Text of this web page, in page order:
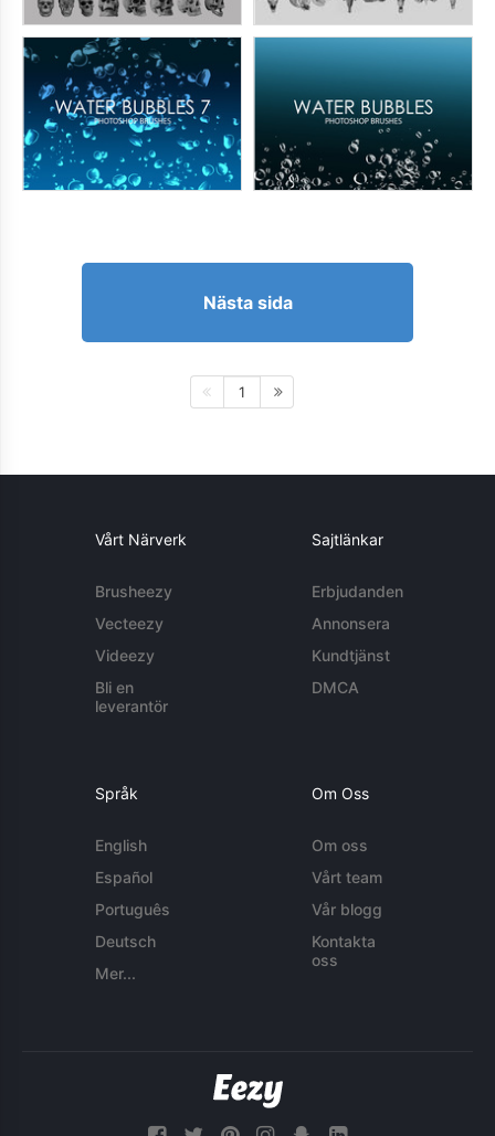
Nästa sida
1
Vårt Närverk
Brusheezy
Vecteezy
Videezy
Bli en
leverantör
Sajtlänkar
Erbjudanden
Annonsera
Kundtjänst
DMCA
Språk
English
Español
Português
Deutsch
Mer...
Om Oss
Om oss
Vårt team
Vår blogg
Kontakta
oss